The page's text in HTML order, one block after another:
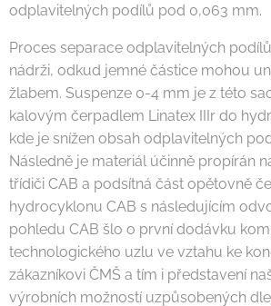
odplavitelných podílů pod 0,063 mm.
Proces separace odplavitelných
nádrži, odkud jemné částice mohou
žlabem. Suspenze 0-4 mm je z této
kalovým čerpadlem Linatex IIIr do
kde je snížen obsah odplavitelných
Následně je materiál účinně propírán
třídiči CAB a podsítná část opětovně
hydrocyklonu CAB s následujícím
pohledu CAB šlo o první dodávku
technologického uzlu ve vztahu ke
zákazníkovi ČMŠ a tím i představení
výrobních možností uzpůsobených